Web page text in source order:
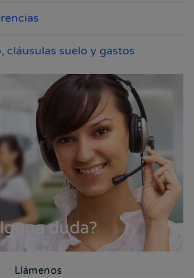
cláusulas suelo y gastos
duda?
Llámenos